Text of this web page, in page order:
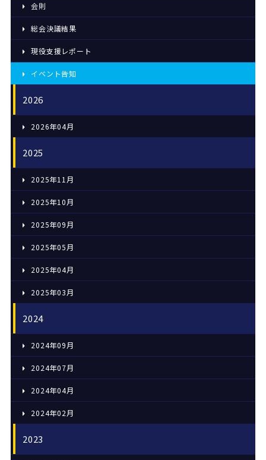
会則
総会決議結果
現役支援レポート
イベント告知
2026
2026年04月
2025
2025年11月
2025年10月
2025年09月
2025年05月
2025年04月
2025年03月
2024
2024年09月
2024年07月
2024年04月
2024年02月
2023